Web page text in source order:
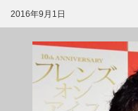
2016年9月1日